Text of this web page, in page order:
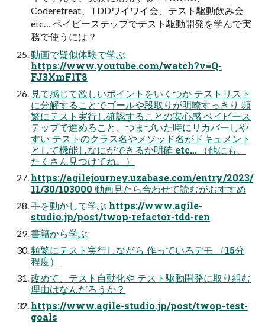
Coderetreat、TDDワイワイ会、テスト駆動飲み会
etc… ベイビーステップでテスト駆動開発を学んで実
務で使うには？
動画で疑似体験で学ぶ
https://www.youtube.com/watch?v=Q-
FJ3XmFlT8
見て感じて欲しいポイントをいくつか テストリスト
に分解することでゴールや段取りが明瞭すっきり 頻
繁にテスト実行し確認することの安心感 ベイビース
テップで進めること、つまづいた時にリカバーしや
すい テストのクラス名やメソッド名がドキュメント
として機能しなにができるか明確 etc… （他にも、
たくさん見つけてね。）
https://agilejourney.uzabase.com/entry/2023/
11/30/103000 動画見たら合わせて読むがおすすめ
手を動かして学ぶ https://www.agile-
studio.jp/post/twop-refactor-tdd-ren
書籍から学ぶ
頻繁にテスト実行しながら 作っているデモ （15分
程度）
改めて、テスト自動化や テスト駆動開発に取り組む
理由はなんだろうか？
https://www.agile-studio.jp/post/twop-test-
goals